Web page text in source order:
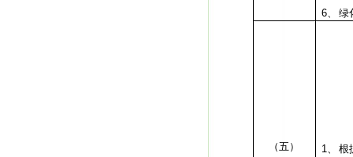
6、 绿
（五） 1、
根